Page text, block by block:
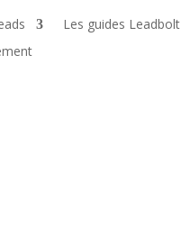
Les guides Leadbolt